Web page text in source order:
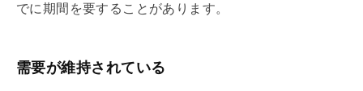
でに期間を要することがあります。
需要が維持されている